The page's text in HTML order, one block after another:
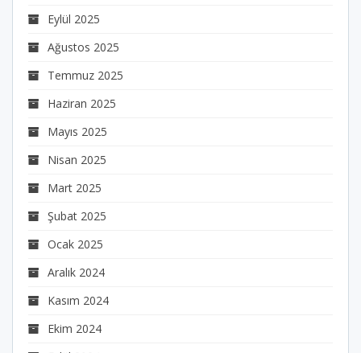
Eylül 2025
Ağustos 2025
Temmuz 2025
Haziran 2025
Mayıs 2025
Nisan 2025
Mart 2025
Şubat 2025
Ocak 2025
Aralık 2024
Kasım 2024
Ekim 2024